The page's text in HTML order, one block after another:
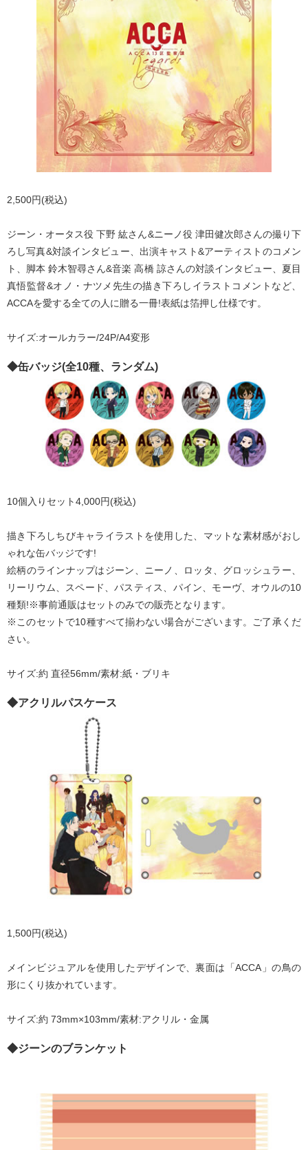
2,500円(税込)
ジーン・オータス役 下野 紘さん&ニーノ役 津田健次郎さんの撮り下
ろし写真&対談インタビュー、出演キャスト&アーティストのコメン
ト、脚本 鈴木智尋さん&音楽 高橋 諒さんの対談インタビュー、夏目
真悟監督&オノ・ナツメ先生の描き下ろしイラストコメントなど、
ACCAを愛する全ての人に贈る一冊!表紙は箔押し仕様です。
サイズ:オールカラー/24P/A4変形
◆缶バッジ(全10種、ランダム)
10個入りセット4,000円(税込)
描き下ろしちびキャライラストを使用した、マットな素材感がおし
ゃれな缶バッジです!
絵柄のラインナップはジーン、ニーノ、ロッタ、グロッシュラー、
リーリウム、スペード、パスティス、パイン、モーヴ、オウルの10
種類!※事前通販はセットのみでの販売となります。
※このセットで10種すべて揃わない場合がございます。ご了承くだ
さい。
サイズ:約 直径56mm/素材:紙・ブリキ
◆アクリルパスケース
1,500円(税込)
メインビジュアルを使用したデザインで、裏面は「ACCA」の鳥の
形にくり抜かれています。
サイズ:約 73mm×103mm/素材:アクリル・金属
◆ジーンのブランケット